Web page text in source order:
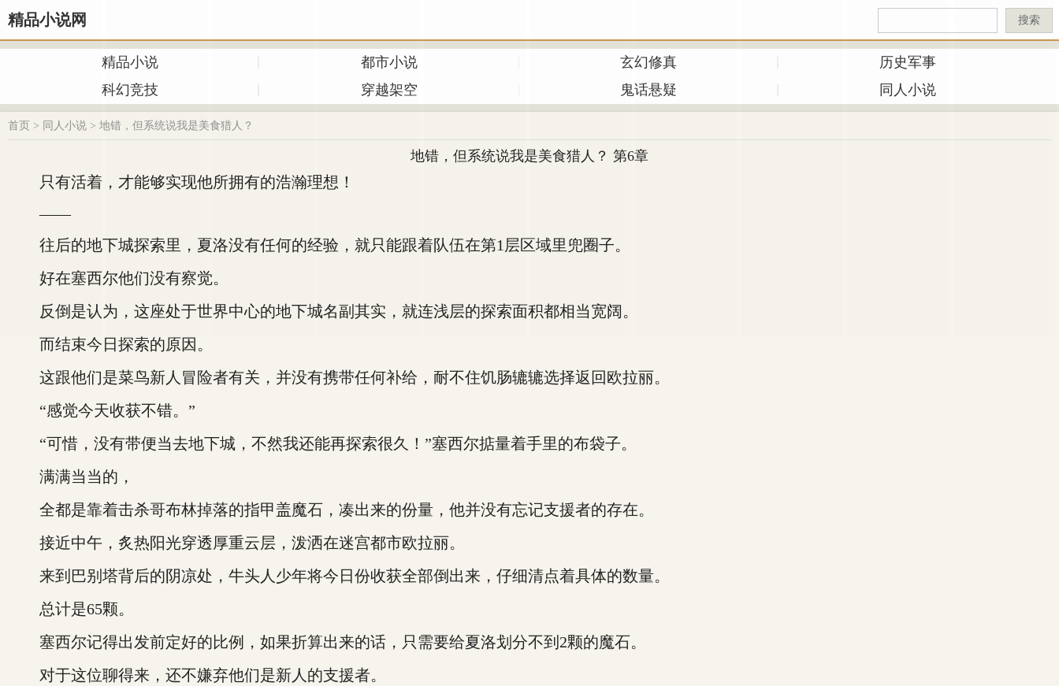
精品小说网 搜索
精品小说 都市小说 玄幻修真
历史军事
科幻竞技
穿越架空 鬼话悬疑 同人小说
首页 > 同人小说 > 地错，但系统说我是美食猎人？
地错，但系统说我是美食猎人？ 第6章
只有活着，才能够实现他所拥有的浩瀚理想！
——
往后的地下城探索里，夏洛没有任何的经验，就只能跟着队伍在第1层区域里兜圈子。
好在塞西尔他们没有察觉。
反倒是认为，这座处于世界中心的地下城名副其实，就连浅层的探索面积都相当宽阔。
而结束今日探索的原因。
这跟他们是菜鸟新人冒险者有关，并没有携带任何补给，耐不住饥肠辘辘选择返回欧拉丽。
“感觉今天收获不错。”
“可惜，没有带便当去地下城，不然我还能再探索很久！”塞西尔掂量着手里的布袋子。
满满当当的，
全都是靠着击杀哥布林掉落的指甲盖魔石，凑出来的份量，他并没有忘记支援者的存在。
接近中午，炙热阳光穿透厚重云层，泼洒在迷宫都市欧拉丽。
来到巴别塔背后的阴凉处，牛头人少年将今日份收获全部倒出来，仔细清点着具体的数量。
总计是65颗。
塞西尔记得出发前定好的比例，如果折算出来的话，只需要给夏洛划分不到2颗的魔石。
对于这位聊得来，还不嫌弃他们是新人的支援者。